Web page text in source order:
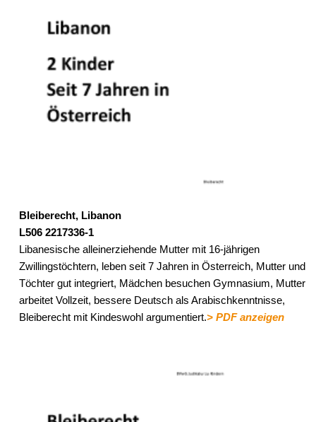
Bleiberecht, Libanon
L506 2217336-1
Libanesische alleinerziehende Mutter mit 16-jährigen
Zwillingstöchtern, leben seit 7 Jahren in Österreich, Mutter und
Töchter gut integriert, Mädchen besuchen Gymnasium, Mutter
arbeitet Vollzeit, bessere Deutsch als Arabischkenntnisse,
Bleiberecht mit Kindeswohl argumentiert.> PDF anzeigen